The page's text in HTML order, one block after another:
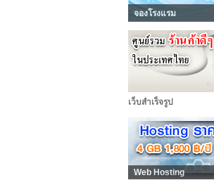
จองโรงแรม
เว็บสำเร็จรูป
Web Hosting